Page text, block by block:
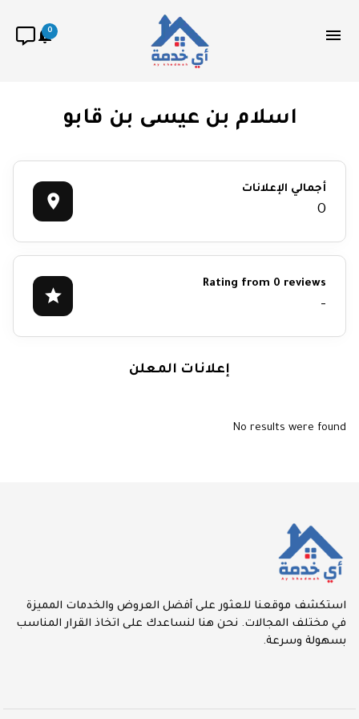
0
اسلام بن عيسى بن قابو
أجمالي الإعلانات
0
Rating from 0 reviews
-
إعلانات المعلن
No results were found
استكشف موقعنا للعثور على أفضل العروض والخدمات المميزة
في مختلف المجالات. نحن هنا لنساعدك على اتخاذ القرار المناسب
بسهولة وسرعة.